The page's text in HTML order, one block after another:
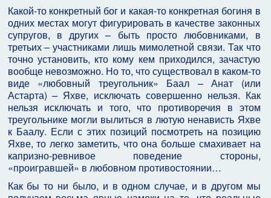
Какой-то конкретный бог и какая-то конкретная богиня в
одних местах могут фигурировать в качестве законных
супругов, в других – быть просто любовниками, в
третьих – участниками лишь мимолетной связи. Так что
точно установить, кто кому кем приходился, зачастую
вообще невозможно. Но то, что существовал в каком-то
виде «любовный треугольник» Баал – Анат (или
Астарта) – Яхве, исключать совершенно нельзя. Как
нельзя исключать и того, что противоречия в этом
треугольнике могли вылиться в лютую ненависть Яхве
к Баалу. Если с этих позиций посмотреть на позицию
Яхве, то легко заметить, что она больше смахивает на
капризно-ревнивое поведение стороны,
«проигравшей» в любовном противостоянии…
Как бы то ни было, и в одном случае, и в другом мы